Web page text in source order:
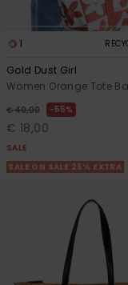
1
Gold Dust Girl
Women Orange Tote
€ 40,00 55%
€ 18,00
SALE
SALE ON SALE 25% EXTRA